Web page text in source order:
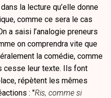
la lecture qu’elle donne
comme ce sera le cas
a saisi l’analogie preneurs
on comprendra vite que
la comédie, comme
cesse leur texte. Ils font
répètent les mêmes
: "Ris, comme si